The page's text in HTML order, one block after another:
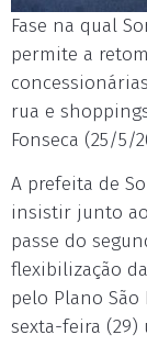
Fase na qual
permite a
rua e
Fonseca (25/5/
A prefeita de
insistir junto
passe do
flexibilização
pelo Plano São
sexta-feira (29)